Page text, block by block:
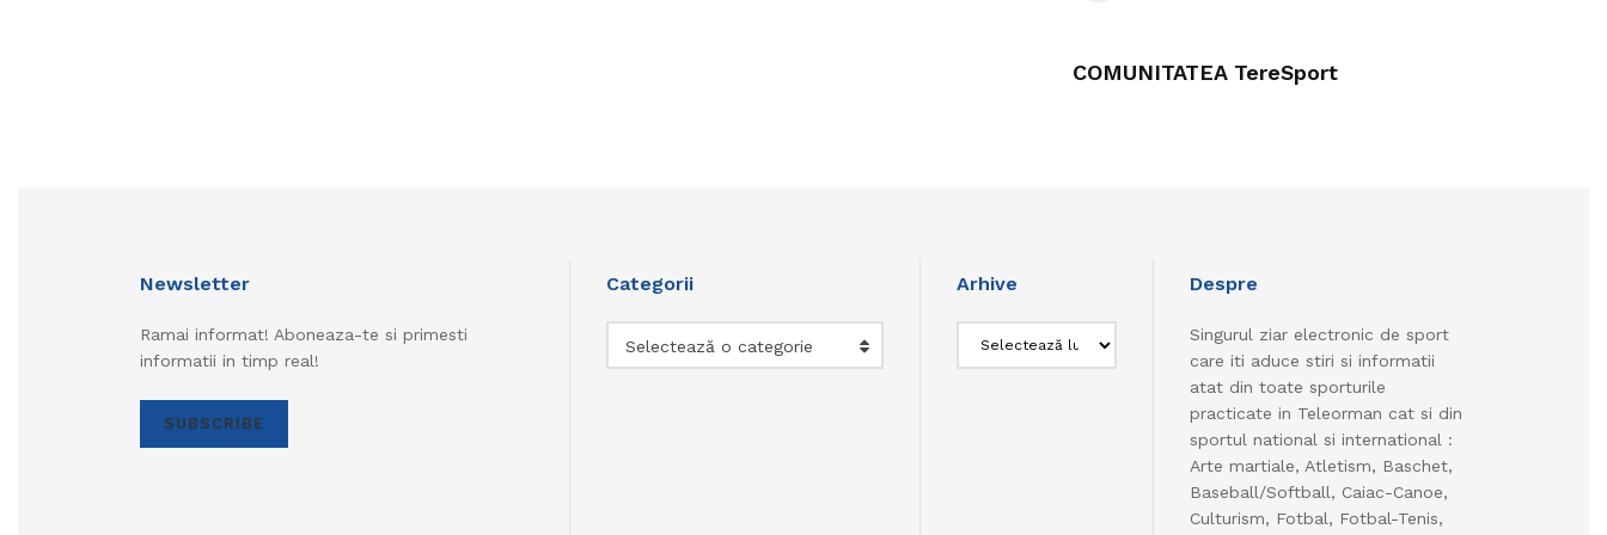
COMUNITATEA TereSport
Newsletter
Ramai informat! Aboneaza-te si primesti
informatii in timp real!
SUBSCRIBE
Categorii
Selectează o categorie
Arhive Despre
Singurul ziar electronic de sport
care iti aduce stiri si informatii
atat din toate sporturile
practicate in Teleorman cat si din
sportul national si international :
Arte martiale, Atletism, Baschet,
Baseball/Softball, Caiac-Canoe,
Culturism, Fotbal, Fotbal-Tenis,